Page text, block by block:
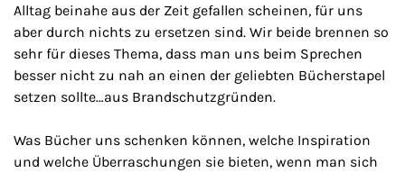
Alltag beinahe aus der Zeit gefallen scheinen, für uns
aber durch nichts zu ersetzen sind. Wir beide brennen so
sehr für dieses Thema, dass man uns beim Sprechen
besser nicht zu nah an einen der geliebten Bücherstapel
setzen sollte…aus Brandschutzgründen.
Was Bücher uns schenken können, welche Inspiration
und welche Überraschungen sie bieten, wenn man sich